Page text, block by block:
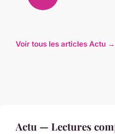
Voir tous les articles Actu →
Actu — Lectures